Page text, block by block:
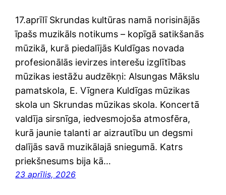
17.aprīlī Skrundas kultūras namā norisinājās
īpašs muzikāls notikums – kopīgā satikšanās
mūzikā, kurā piedalījās Kuldīgas novada
profesionālās ievirzes interešu izglītības
mūzikas iestāžu audzēkņi: Alsungas Mākslu
pamatskola, E. Vīgnera Kuldīgas mūzikas
skola un Skrundas mūzikas skola. Koncertā
valdīja sirsnīga, iedvesmojoša atmosfēra,
kurā jaunie talanti ar aizrautību un degsmi
dalījās savā muzikālajā sniegumā. Katrs
priekšnesums bija kā…
23 aprīlis, 2026